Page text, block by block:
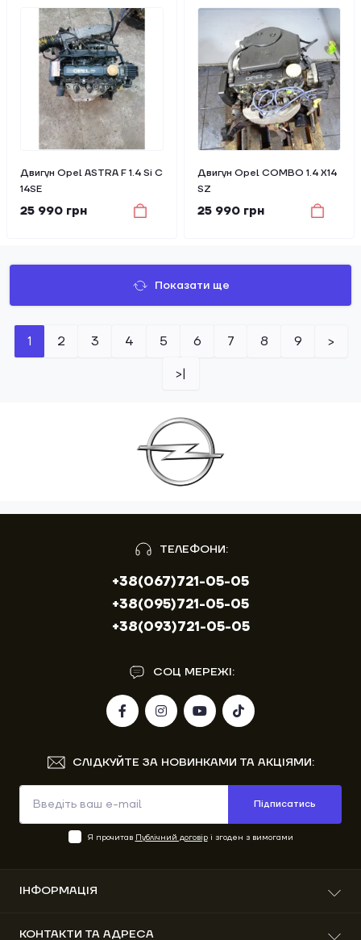
Двигун Opel ASTRA F 1.4 Si C
14SE
25 990 грн
Двигун Opel COMBO 1.4 X14
SZ
25 990 грн
Показати ще
1 2 3 4 5 6 7 8 9
>
>|
ТЕЛЕФОНИ:
+38(067)721-05-05
+38(095)721-05-05
+38(093)721-05-05
СОЦ МЕРЕЖІ:
СЛІДКУЙТЕ ЗА НОВИНКАМИ ТА АКЦІЯМИ:
Підписатись
Я прочитав Публічний договірі згоден з вимогами
ІНФОРМАЦІЯ
КОНТАКТИ ТА АДРЕСА